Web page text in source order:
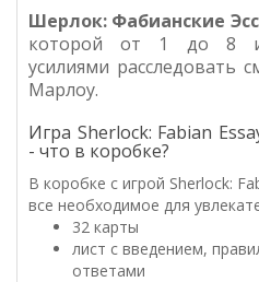
Шерлок: Фабианские
которой от 1 до 8
усилиями расследовать
Марлоу.
Игра Sherlock: Fabian
- что в коробке?
В коробке с игрой Sherlock:
все необходимое для
32 карты
лист с введением,
ответами